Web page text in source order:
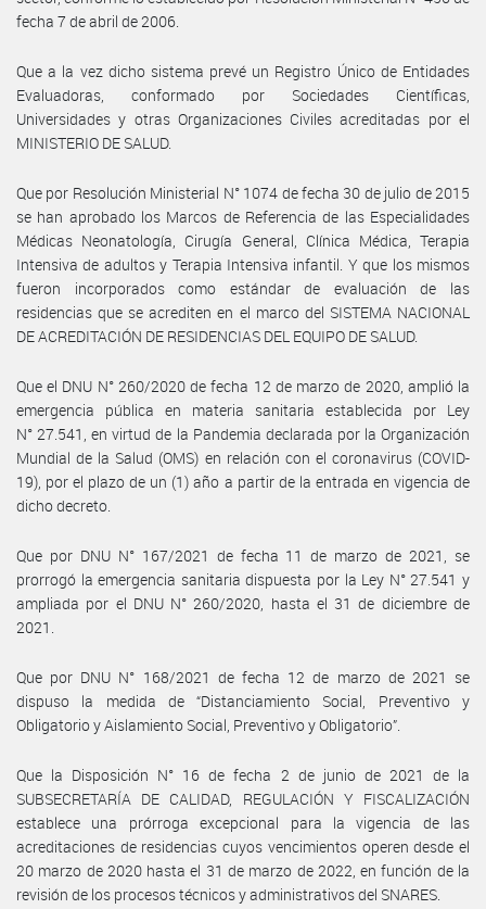
fecha 7 de abril de 2006.
Que a la vez dicho sistema prevé un Registro Único de Entidades
Evaluadoras, conformado por Sociedades Científicas,
Universidades y otras Organizaciones Civiles acreditadas por el
MINISTERIO DE SALUD.
Que por Resolución Ministerial N° 1074 de fecha 30 de julio de 2015
se han aprobado los Marcos de Referencia de las Especialidades
Médicas Neonatología, Cirugía General, Clínica Médica, Terapia
Intensiva de adultos y Terapia Intensiva infantil. Y que los mismos
fueron incorporados como estándar de evaluación de las
residencias que se acrediten en el marco del SISTEMA NACIONAL
DE ACREDITACIÓN DE RESIDENCIAS DEL EQUIPO DE SALUD.
Que el DNU N° 260/2020 de fecha 12 de marzo de 2020, amplió la
emergencia pública en materia sanitaria establecida por Ley
N° 27.541, en virtud de la Pandemia declarada por la Organización
Mundial de la Salud (OMS) en relación con el coronavirus (COVID-
19), por el plazo de un (1) año a partir de la entrada en vigencia de
dicho decreto.
Que por DNU N° 167/2021 de fecha 11 de marzo de 2021, se
prorrogó la emergencia sanitaria dispuesta por la Ley N° 27.541 y
ampliada por el DNU N° 260/2020, hasta el 31 de diciembre de
2021.
Que por DNU N° 168/2021 de fecha 12 de marzo de 2021 se
dispuso la medida de “Distanciamiento Social, Preventivo y
Obligatorio y Aislamiento Social, Preventivo y Obligatorio”.
Que la Disposición N° 16 de fecha 2 de junio de 2021 de la
SUBSECRETARÍA DE CALIDAD, REGULACIÓN Y FISCALIZACIÓN
establece una prórroga excepcional para la vigencia de las
acreditaciones de residencias cuyos vencimientos operen desde el
20 marzo de 2020 hasta el 31 de marzo de 2022, en función de la
revisión de los procesos técnicos y administrativos del SNARES.